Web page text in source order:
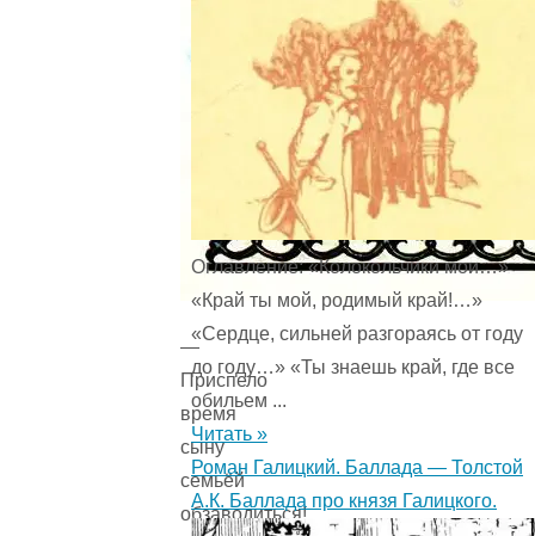
—
Приспело
время
сыну
семьёй
обзаводиться!
Оглавление: «Колокольчики мои…»
«Край ты мой, родимый край!…»
«Сердце, сильней разгораясь от году
до году…» «Ты знаешь край, где все
обильем ...
Читать »
Роман Галицкий. Баллада — Толстой
А.К. Баллада про князя Галицкого.